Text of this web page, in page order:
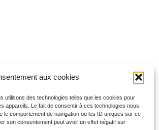
aux cookies
utilisons des technologies telles que les cookies pour
appareils. Le fait de consentir à ces technologies nous
le comportement de navigation ou les ID uniques sur ce
son consentement peut avoir un effet négatif sur